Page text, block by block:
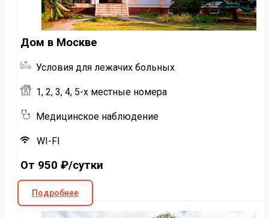
Дом в Москве
Условия для лежачих больных
1, 2, 3, 4, 5-х местные номера
Медицинское наблюдение
WI-FI
От 950 ₽/сутки
Подробнее